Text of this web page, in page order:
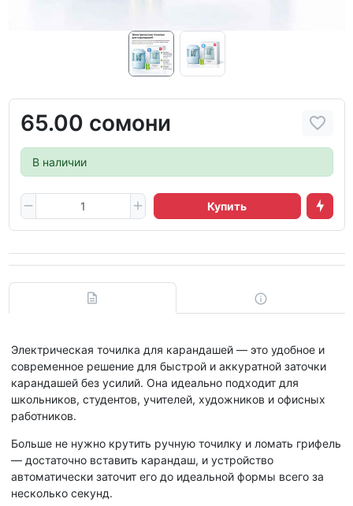
65.00 сомони
В наличии
Купить
Электрическая точилка для карандашей — это удобное и
современное решение для быстрой и аккуратной заточки
карандашей без усилий. Она идеально подходит для
школьников, студентов, учителей, художников и офисных
работников.
Больше не нужно крутить ручную точилку и ломать грифель
— достаточно вставить карандаш, и устройство
автоматически заточит его до идеальной формы всего за
несколько секунд.